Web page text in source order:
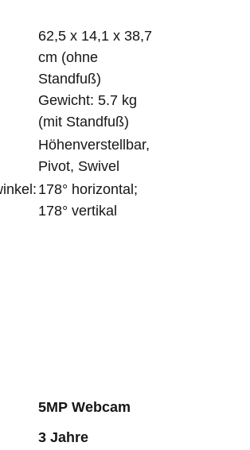
62,5 x 14,1 x 38,7
cm (ohne
Standfuß)
Gewicht: 5.7 kg
(mit Standfuß)
Höhenverstellbar,
Pivot, Swivel
178° horizontal;
178° vertikal
5MP Webcam
3 Jahre